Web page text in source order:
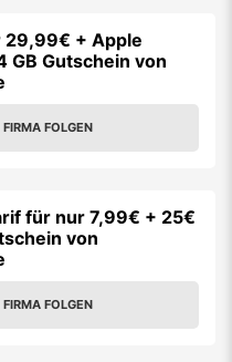
29,99€ + Apple
GB Gutschein von
FIRMA FOLGEN
für nur 7,99€ + 25€
von
FIRMA FOLGEN